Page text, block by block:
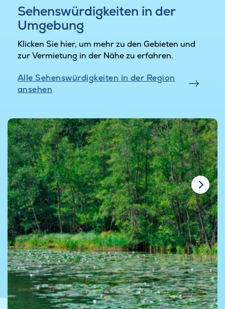
Sehenswürdigkeiten in der
Umgebung
Klicken Sie hier, um mehr zu den Gebieten und
zur Vermietung in der Nähe zu erfahren.
Alle Sehenswürdigkeiten in der Region
ansehen